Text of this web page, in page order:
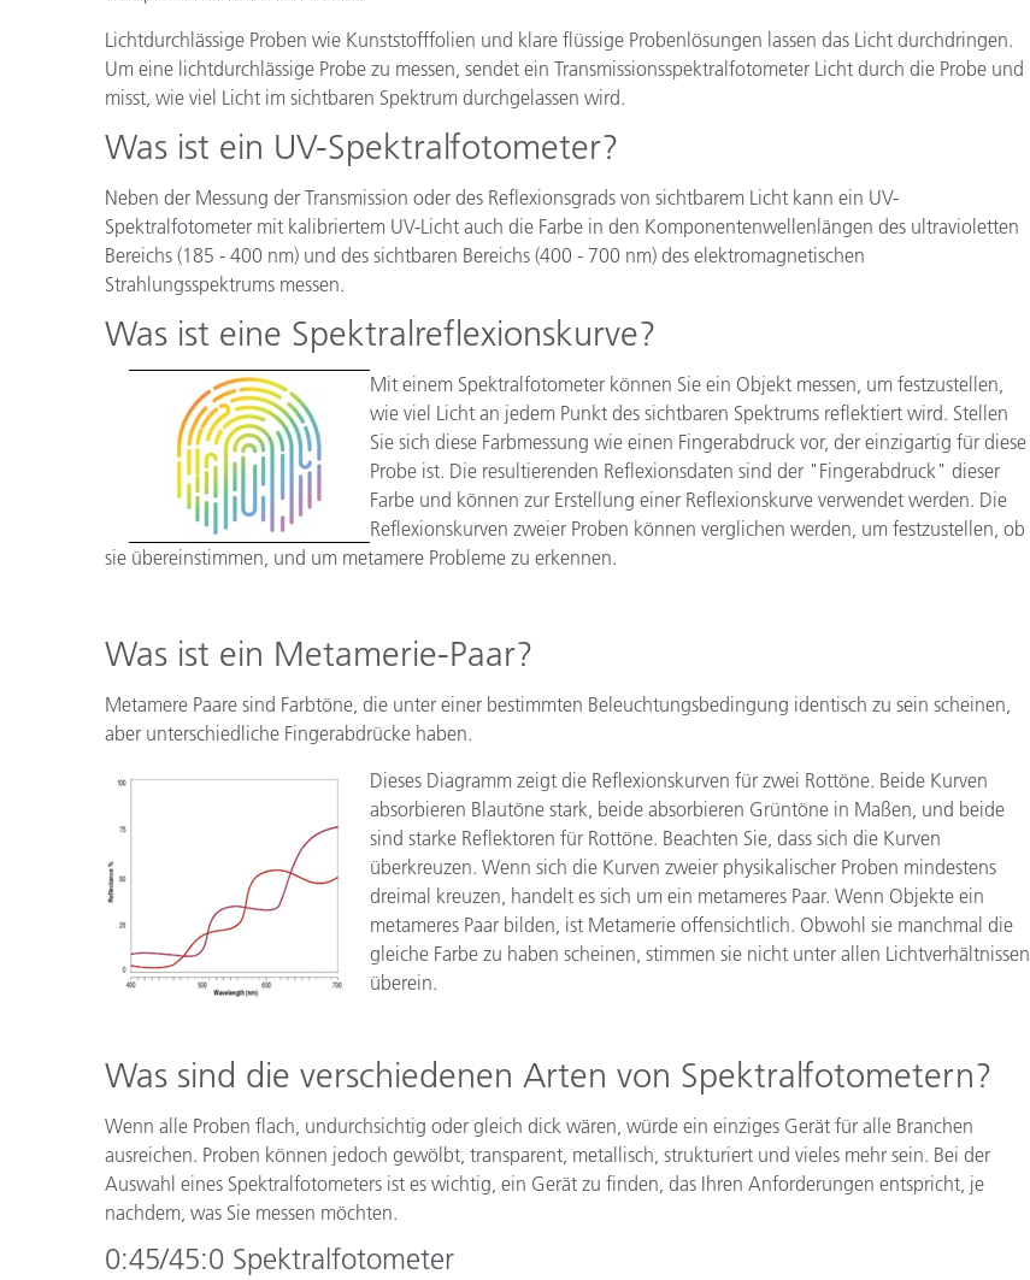
Lichtdurchlässige Proben wie Kunststofffolien und klare flüssige Probenlösungen lassen das Licht durchdringen.
Um eine lichtdurchlässige Probe zu messen, sendet ein Transmissionsspektralfotometer Licht durch die Probe und
misst, wie viel Licht im sichtbaren Spektrum durchgelassen wird.
Was ist ein UV-Spektralfotometer?
Neben der Messung der Transmission oder des Reflexionsgrads von sichtbarem Licht kann ein UV-
Spektralfotometer mit kalibriertem UV-Licht auch die Farbe in den Komponentenwellenlängen des ultravioletten
Bereichs (185 - 400 nm) und des sichtbaren Bereichs (400 - 700 nm) des elektromagnetischen
Strahlungsspektrums messen.
Was ist eine Spektralreflexionskurve?
Mit einem Spektralfotometer können Sie ein Objekt messen, um festzustellen,
wie viel Licht an jedem Punkt des sichtbaren Spektrums reflektiert wird. Stellen
Sie sich diese Farbmessung wie einen Fingerabdruck vor, der einzigartig für diese
Probe ist. Die resultierenden Reflexionsdaten sind der "Fingerabdruck" dieser
Farbe und können zur Erstellung einer Reflexionskurve verwendet werden. Die
Reflexionskurven zweier Proben können verglichen werden, um festzustellen, ob
sie übereinstimmen, und um metamere Probleme zu erkennen.
Was ist ein Metamerie-Paar?
Metamere Paare sind Farbtöne, die unter einer bestimmten Beleuchtungsbedingung identisch zu sein scheinen,
aber unterschiedliche Fingerabdrücke haben.
Dieses Diagramm zeigt die Reflexionskurven für zwei Rottöne. Beide Kurven
absorbieren Blautöne stark, beide absorbieren Grüntöne in Maßen, und beide
sind starke Reflektoren für Rottöne. Beachten Sie, dass sich die Kurven
überkreuzen. Wenn sich die Kurven zweier physikalischer Proben mindestens
dreimal kreuzen, handelt es sich um ein metameres Paar. Wenn Objekte ein
metameres Paar bilden, ist Metamerie offensichtlich. Obwohl sie manchmal die
gleiche Farbe zu haben scheinen, stimmen sie nicht unter allen Lichtverhältnissen
überein.
Was sind die verschiedenen Arten von Spektralfotometern?
Wenn alle Proben flach, undurchsichtig oder gleich dick wären, würde ein einziges Gerät für alle Branchen
ausreichen. Proben können jedoch gewölbt, transparent, metallisch, strukturiert und vieles mehr sein. Bei der
Auswahl eines Spektralfotometers ist es wichtig, ein Gerät zu finden, das Ihren Anforderungen entspricht, je
nachdem, was Sie messen möchten.
0:45/45:0 Spektralfotometer